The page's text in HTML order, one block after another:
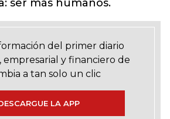
ser más humanos.
del primer diario
empresarial y financiero de
a tan solo un clic
LA APP